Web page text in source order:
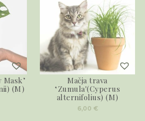
(M)
Mačja trava
‘Zumula'(Cyperus
alternifolius) (M)
6,00 €